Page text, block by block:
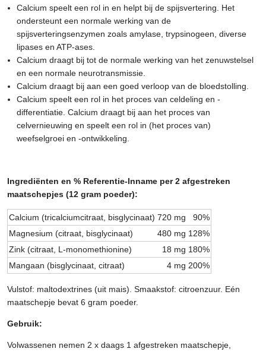
Calcium speelt een rol in en helpt bij de spijsvertering. Het
ondersteunt een normale werking van de
spijsverteringsenzymen zoals amylase, trypsinogeen, diverse
lipases en ATP-ases.
Calcium draagt bij tot de normale werking van het zenuwstelsel
en een normale neurotransmissie.
Calcium draagt bij aan een goed verloop van de bloedstolling.
Calcium speelt een rol in het proces van celdeling en -
differentiatie. Calcium draagt bij aan het proces van
celvernieuwing en speelt een rol in (het proces van)
weefselgroei en -ontwikkeling.
Ingrediënten en % Referentie-Inname per 2 afgestreken
maatschepjes (12 gram poeder):
Calcium (tricalciumcitraat, bisglycinaat) 720 mg
90%
Magnesium (citraat, bisglycinaat)
480 mg 128%
Zink (citraat, L-monomethionine)
18 mg 180%
Mangaan (bisglycinaat, citraat)
4 mg 200%
Vulstof: maltodextrines (uit mais). Smaakstof: citroenzuur. Eén
maatschepje bevat 6 gram poeder.
Gebruik:
Volwassenen nemen 2 x daags 1 afgestreken maatschepje,